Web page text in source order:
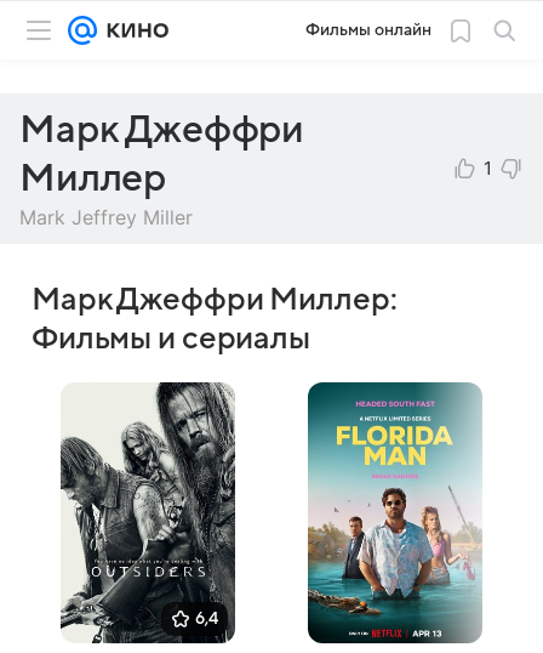
Фильмы онлайн
Марк Джеффри
Миллер
Mark Jeffrey Miller
1
Марк Джеффри Миллер:
Фильмы и сериалы
6,4